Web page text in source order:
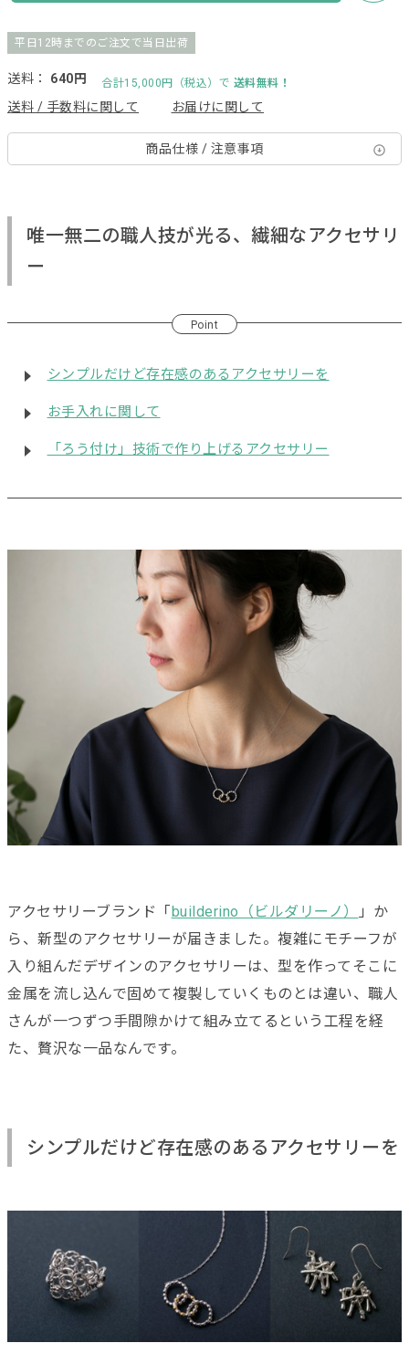
平日12時までのご注文で当日出荷
送料： 640円 合計15,000円（税込）で 送料無料！
送料 / 手数料に関して お届けに関して
商品仕様 / 注意事項
唯一無二の職人技が光る、繊細なアクセサリ
ー
Point
シンプルだけど存在感のあるアクセサリーを
お手入れに関して
「ろう付け」技術で作り上げるアクセサリー
アクセサリーブランド「builderino（ビルダリーノ）
」か
ら、新型のアクセサリーが届きました。複雑にモチーフが
入り組んだデザインのアクセサリーは、型を作ってそこに
金属を流し込んで固めて複製していくものとは違い、職人
さんが一つずつ手間隙かけて組み立てるという工程を経
た、贅沢な一品なんです。
シンプルだけど存在感のあるアクセサリーを